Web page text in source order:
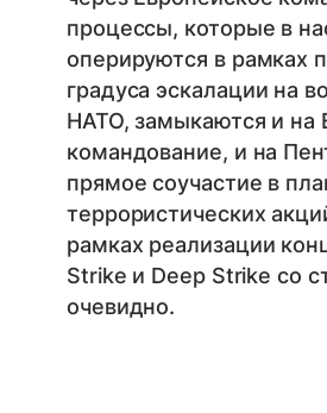
процессы, которые в
оперируются в рамках
градуса эскалации на
НАТО, замыкаются и на
командование, и на
прямое соучастие в
террористических
рамках реализации
Strike и Deep Strike со
очевидно.